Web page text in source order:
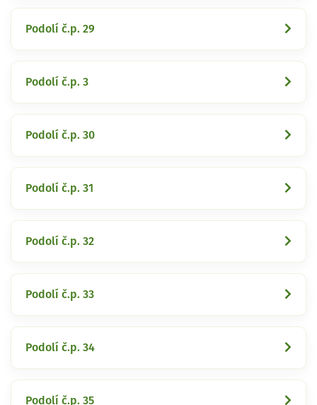
Podolí č.p. 29
Podolí č.p. 3
Podolí č.p. 30
Podolí č.p. 31
Podolí č.p. 32
Podolí č.p. 33
Podolí č.p. 34
Podolí č.p. 35